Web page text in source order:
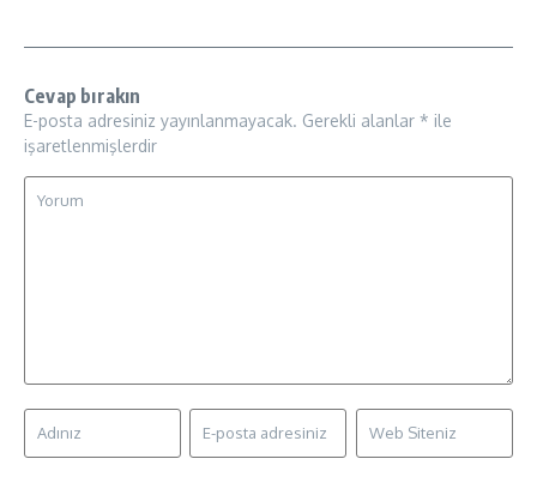
Cevap bırakın
E-posta adresiniz yayınlanmayacak. Gerekli alanlar * ile
işaretlenmişlerdir